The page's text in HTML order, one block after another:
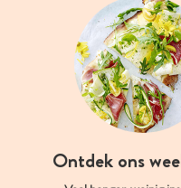
Ontdek ons